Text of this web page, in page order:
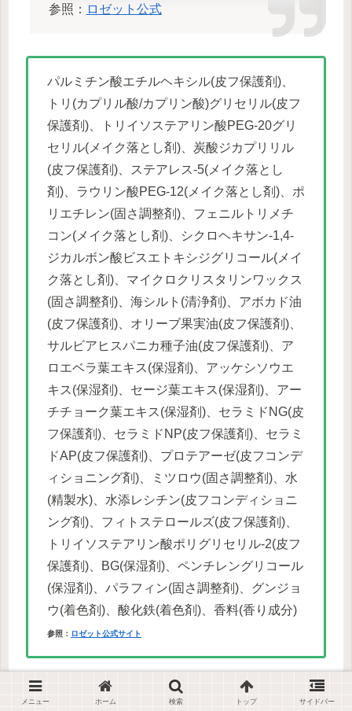
参照： ロゼット公式
パルミチン酸エチルヘキシル(皮フ保護剤)、
トリ(カプリル酸/カプリン酸)グリセリル(皮フ
保護剤)、トリイソステアリン酸PEG-20グリ
セリル(メイク落とし剤)、炭酸ジカプリリル
(皮フ保護剤)、ステアレス-5(メイク落とし
剤)、ラウリン酸PEG-12(メイク落とし剤)、ポ
リエチレン(固さ調整剤)、フェニルトリメチ
コン(メイク落とし剤)、シクロヘキサン-1,4-
ジカルボン酸ビスエトキシジグリコール(メイ
ク落とし剤)、マイクロクリスタリンワックス
(固さ調整剤)、海シルト(清浄剤)、アボカド油
(皮フ保護剤)、オリーブ果実油(皮フ保護剤)、
サルビアヒスパニカ種子油(皮フ保護剤)、ア
ロエベラ葉エキス(保湿剤)、アッケシソウエ
キス(保湿剤)、セージ葉エキス(保湿剤)、アー
チチョーク葉エキス(保湿剤)、セラミドNG(皮
フ保護剤)、セラミドNP(皮フ保護剤)、セラミ
ドAP(皮フ保護剤)、プロテアーゼ(皮フコンデ
ィショニング剤)、ミツロウ(固さ調整剤)、水
(精製水)、水添レシチン(皮フコンディショニ
ング剤)、フィトステロールズ(皮フ保護剤)、
トリイソステアリン酸ポリグリセリル-2(皮フ
保護剤)、BG(保湿剤)、ペンチレングリコール
(保湿剤)、パラフィン(固さ調整剤)、グンジョ
ウ(着色剤)、酸化鉄(着色剤)、香料(香り成分)
参照： ロゼット公式サイト
ロゼット 夢みるバーム
メニュー ホーム 検索 トップ サイドバー